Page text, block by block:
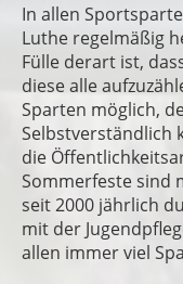
In allen
Luthe regelmäßig
Fülle derart ist,
diese alle
Sparten möglich,
Selbstverständlich
die
Sommerfeste sind
seit 2000 jährlich
mit der
allen immer viel